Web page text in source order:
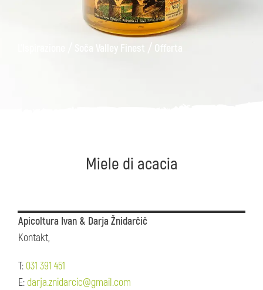
Soča Valley Finest / Offerta
Kanin
Sentieri
escursionistici
Miele di acacia
Apicoltura Ivan & Darja Žnidarčič
Kontakt,
T: 031 391 451
E: darja.znidarcic@gmail.com